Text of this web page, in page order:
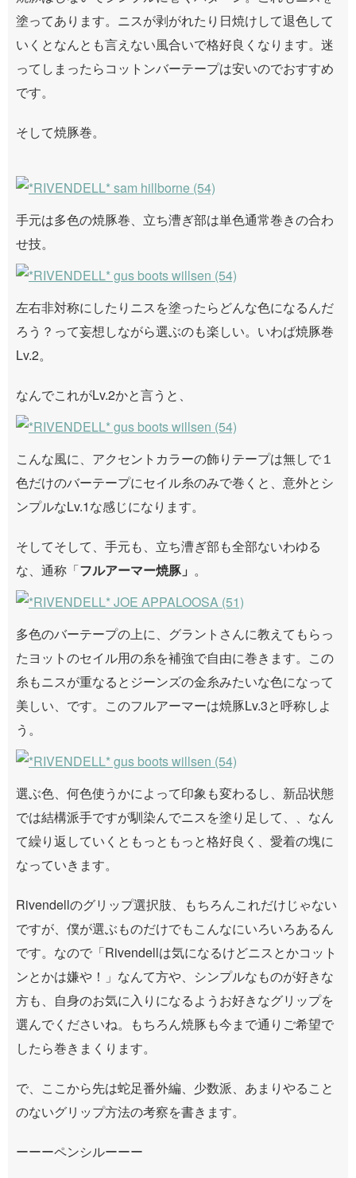
塗ってあります。ニスが剥がれたり日焼けして退色して
いくとなんとも言えない風合いで格好良くなります。迷
ってしまったらコットンバーテープは安いのでおすすめ
です。
そして焼豚巻。
手元は多色の焼豚巻、立ち漕ぎ部は単色通常巻きの合わ
せ技。
左右非対称にしたりニスを塗ったらどんな色になるんだ
ろう？って妄想しながら選ぶのも楽しい。いわば焼豚巻
Lv.2。
なんでこれがLv.2かと言うと、
こんな風に、アクセントカラーの飾りテープは無しで１
色だけのバーテープにセイル糸のみで巻くと、意外とシ
ンプルなLv.1な感じになります。
そしてそして、手元も、立ち漕ぎ部も全部ないわゆる
な、通称「フルアーマー焼豚」 。
多色のバーテープの上に、グラントさんに教えてもらっ
たヨットのセイル用の糸を補強で自由に巻きます。この
糸もニスが重なるとジーンズの金糸みたいな色になって
美しい、です。このフルアーマーは焼豚Lv.3と呼称しよ
う。
選ぶ色、何色使うかによって印象も変わるし、新品状態
では結構派手ですが馴染んでニスを塗り足して、、なん
て繰り返していくともっともっと格好良く、愛着の塊に
なっていきます。
Rivendellのグリップ選択肢、もちろんこれだけじゃない
ですが、僕が選ぶものだけでもこんなにいろいろあるん
です。なので「Rivendellは気になるけどニスとかコット
ンとかは嫌や！」なんて方や、シンプルなものが好きな
方も、自身のお気に入りになるようお好きなグリップを
選んでくださいね。もちろん焼豚も今まで通りご希望で
したら巻きまくります。
で、ここから先は蛇足番外編、少数派、あまりやること
のないグリップ方法の考察を書きます。
ーーーペンシルーーー